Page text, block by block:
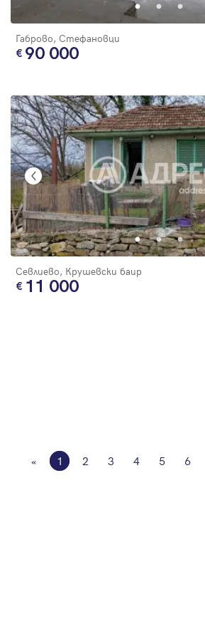
Габрово, Стефановци
90 000
Севлиево, Крушевски баир
11 000
« 1 2 3 4 5 6